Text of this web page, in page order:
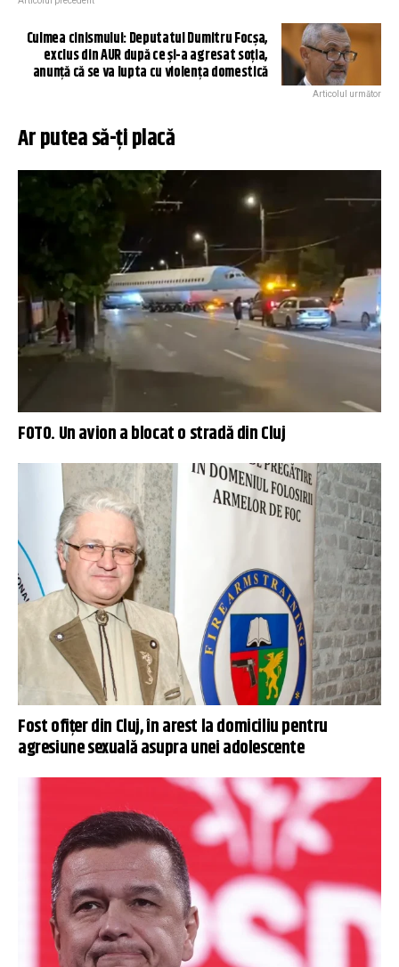
Culmea cinismului: Deputatul Dumitru Focșa,
exclus din AUR după ce și-a agresat soția,
anunță că se va lupta cu violența domestică
Articolul următor
Ar putea să-ți placă
FOTO. Un avion a blocat o stradă din Cluj
Fost ofițer din Cluj, în arest la domiciliu pentru
agresiune sexuală asupra unei adolescente